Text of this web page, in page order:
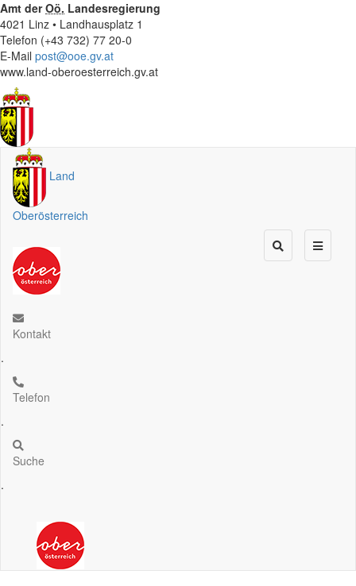
Amt derOö. Landesregierung
4021 Linz • Landhausplatz 1
Telefon (+43 732) 77 20-0
E-Mail post@ooe.gv.at
www.land-oberoesterreich.gv.at
Land
Oberösterreich
Kontakt
.
Telefon
.
Suche
.